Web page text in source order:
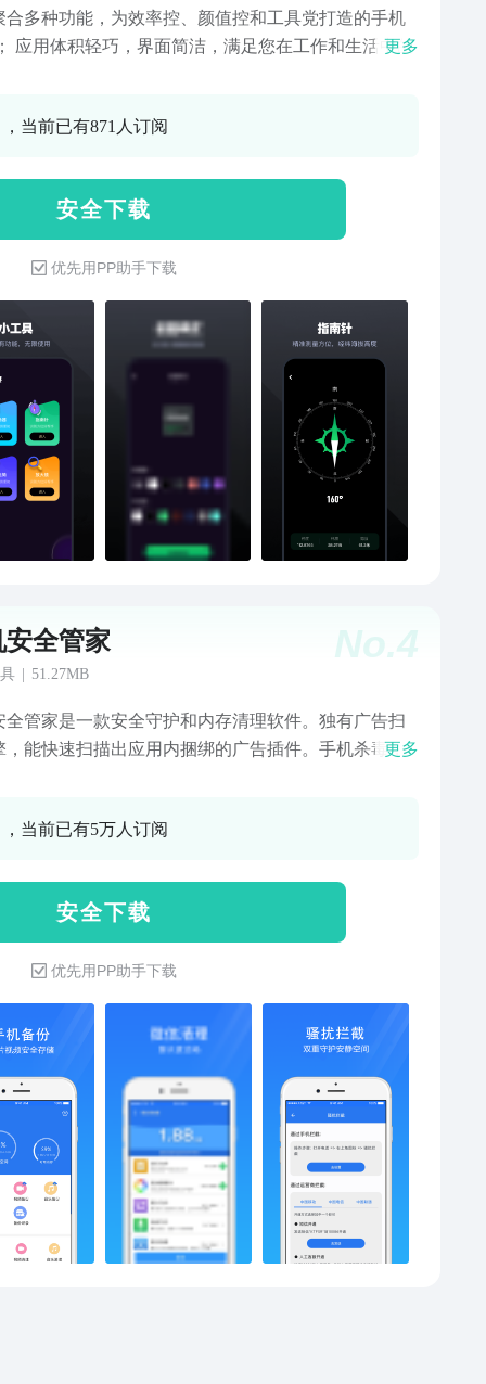
合多种功能，为效率控、颜值控和工具党打造的手机
应用体积轻巧，界面简洁，满足您在工作和生活中的
更多
当前已有871人订阅
安 全 下 载
优先用PP助手下载
No.4
安全管家
51.27MB
全管家是一款安全守护和内存清理软件。独有广告扫
，能快速扫描出应用内捆绑的广告插件。手机杀毒，
快更安全，是你可信任的手机管家、安全卫士。骚扰
同时支持电话、短信等形式向运营商开通骚扰拦截。
片、视频等加密、备份功能，保护个人图片、视频的
全。号码标记，减少号码误标记的烦恼。【安全管
方位保护手机安全，杜绝一切木马病毒。【广告扫
速扫描应用广告插件，用户自主选择处理。【微信清
理微信缓存，空间更充足。【图片加密】对手机上的
行加密，保护照片隐私安全。【视频加密】对手机上
进行加密，保护视频隐私安全。【骚扰拦截】拦截国
骚扰电话，保护手机号码安全。【号码标记】提供免
标记查询、取消服务，减少号码误标记的烦恼。【相
备份】对手机上的图片、视频进行备份，不再担心图
误删。
更多
当前已有5万人订阅
安 全 下 载
优先用PP助手下载